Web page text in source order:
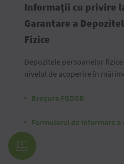
Informații cu privire
Garantare a
Fizice
Depozitele persoanelor
nivelul de acoperire în
Broșura FGDSB
Formularul de informare